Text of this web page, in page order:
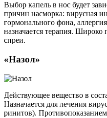
Выбор капель в нос будет
причин насморка: вирусная
гормонального фона,
назначается терапия.
спреи.
«Назол»
Действующее вещество в
Назначается для лечения
ринитов). Противопоказанием